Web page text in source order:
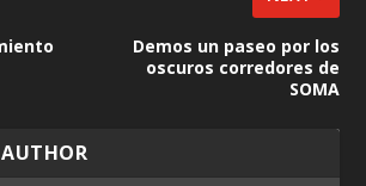
Demos un paseo por los
oscuros corredores de
SOMA